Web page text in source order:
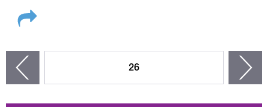
26